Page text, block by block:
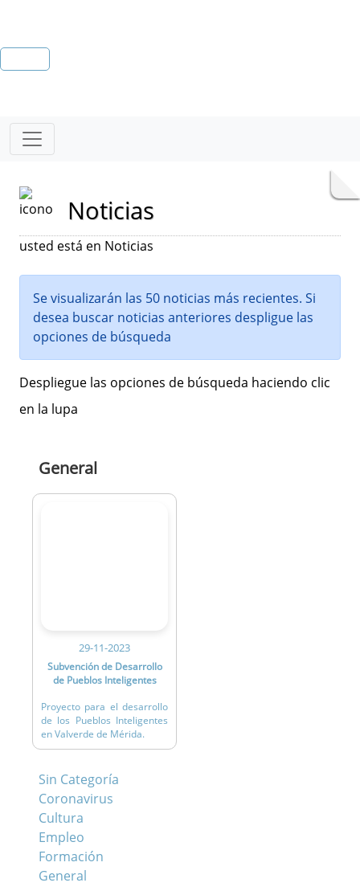
Noticias
usted está en Noticias
Se visualizarán las 50 noticias más recientes. Si
desea buscar noticias anteriores despligue las
opciones de búsqueda
Despliegue las opciones de búsqueda haciendo clic
en la lupa
General
29-11-2023
Subvención de Desarrollo
de Pueblos Inteligentes
Proyecto para el desarrollo
de los Pueblos Inteligentes
en Valverde de Mérida.
Sin Categoría
Coronavirus
Cultura
Empleo
Formación
General